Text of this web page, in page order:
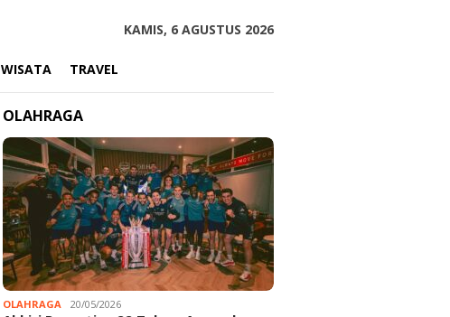
KAMIS, 6 AGUSTUS 2026
WISATA TRAVEL
OLAHRAGA
OLAHRAGA 20/05/2026